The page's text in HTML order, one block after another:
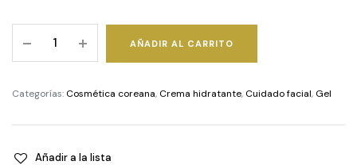
(Centella
Calming
Cream
AÑADIR AL CARRITO
Categorías: Cosmética coreana, Crema hidratante, Cuidado facial, Gel
Añadir a la lista